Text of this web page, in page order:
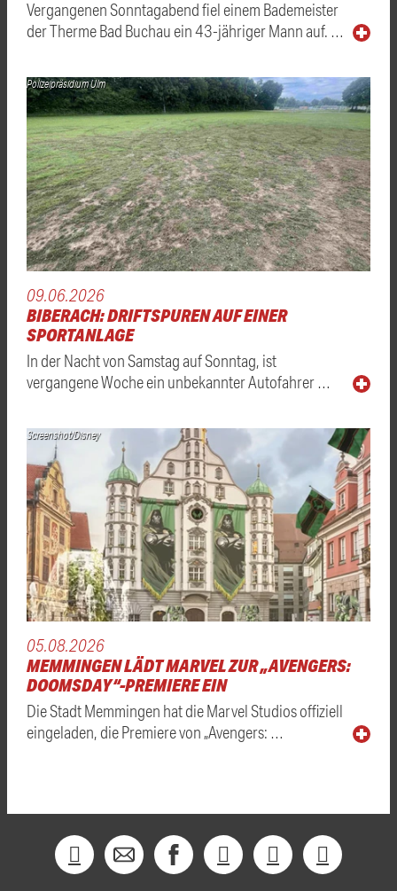
Vergangenen Sonntagabend fiel einem Bademeister
der Therme Bad Buchau ein 43-jähriger Mann auf. …
Polizeipräsidium Ulm
09.06.2026
BIBERACH: DRIFTSPUREN AUF EINER
SPORTANLAGE
In der Nacht von Samstag auf Sonntag, ist
vergangene Woche ein unbekannter Autofahrer …
Screenshot/Disney
05.08.2026
MEMMINGEN LÄDT MARVEL ZUR „AVENGERS:
DOOMSDAY“-PREMIERE EIN
Die Stadt Memmingen hat die Marvel Studios offiziell
eingeladen, die Premiere von „Avengers: …